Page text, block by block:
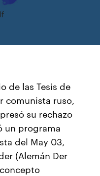
de las Tesis de
comunista ruso,
su rechazo
un programa
del May 03,
(Alemán Der